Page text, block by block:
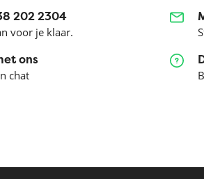
202 2304
voor je klaar.
ons
chat